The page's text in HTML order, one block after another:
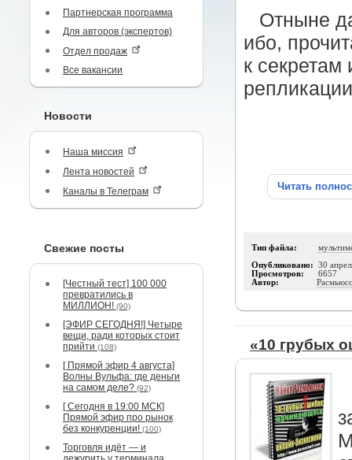
Партнерская программа
Для авторов (экспертов)
Отдел продаж
Все вакансии
Новости
Наша миссия
Лента новостей
Каналы в Телеграм
Свежие посты
[Честный тест] 100 000
превратились в
МИЛЛИОН! (90)
[ЭФИР СЕГОДНЯ!] Четыре
вещи, ради которых стоит
прийти (108)
[ Прямой эфир 4 августа]
Волны Вульфа: где деньги
на самом деле? (92)
[ Сегодня в 19:00 МСК]
Прямой эфир про рынок
без конкуренции! (100)
Торговля идёт — и
Отныне
ибо,
к секретам
Читать
Тип файла:
Опубликовано: 30
Просмотров: 6657
Автор:
«10 грубых